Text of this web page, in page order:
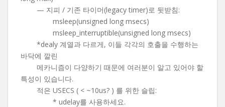
— 지피 / 기존 타이머(legacy timer)로 뒷받침:
msleep(unsigned long msecs)
msleep_interruptible(unsigned long msecs)
*dealy 계열과 다르게, 이들 각각의 호출을 수행하는
바닥에 깔린
메카니즘이 다양하기 때문에 여러분이 알고 있어야 할
특성이 있습니다.
적은 USECS ( < ~10us? ) 를 위한 슬립:
* udelay를 사용하세요.